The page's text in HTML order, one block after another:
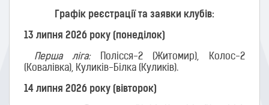
Графік реєстрації та заявки клубів:
13 липня 2026 року (понеділок)
Перша ліга: Полісся-2 (Житомир), Колос-2
(Ковалівка), Куликів-Білка (Куликів).
14 липня 2026 року (вівторок)